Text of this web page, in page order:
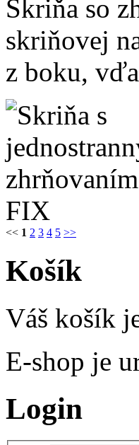
Skriňa so
skriňovej
z boku,
<< 1 2 3 4 5 >>
Košík
Váš košík
E-shop je
Login